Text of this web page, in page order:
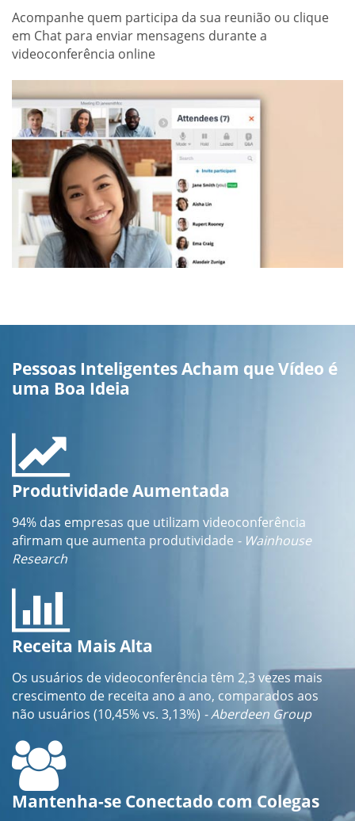
Acompanhe quem participa da sua reunião ou clique
em Chat para enviar mensagens durante a
videoconferência online
Pessoas Inteligentes Acham que Vídeo é
uma Boa Ideia
Produtividade Aumentada
94% das empresas que utilizam videoconferência
afirmam que aumenta produtividade - Wainhouse
Research
Receita Mais Alta
Os usuários de videoconferência têm 2,3 vezes mais
crescimento de receita ano a ano, comparados aos
não usuários (10,45% vs. 3,13%) - Aberdeen Group
Mantenha-se Conectado com Colegas